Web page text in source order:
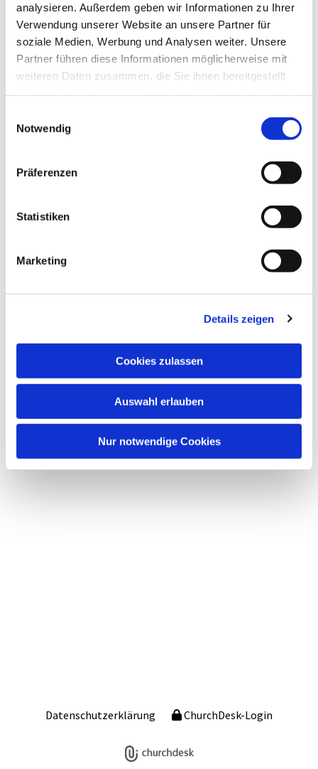
analysieren. Außerdem geben wir Informationen zu Ihrer
Verwendung unserer Website an unsere Partner für
soziale Medien, Werbung und Analysen weiter. Unsere
Partner führen diese Informationen möglicherweise mit
weiteren Daten zusammen, die Sie ihnen bereitgestellt
Notwendig
Präferenzen
Statistiken
Marketing
Details zeigen
Cookies zulassen
Auswahl erlauben
Nur notwendige Cookies
Dies könnte Sie auch interessieren
Datenschutzerklärung ChurchDesk-Login